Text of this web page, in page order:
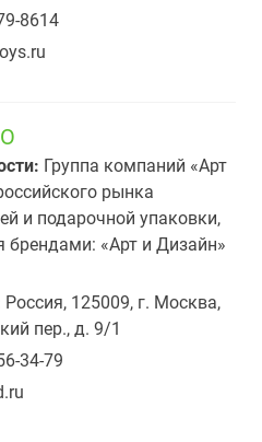
8614
Группа компаний «Арт
рынка
и подарочной упаковки,
брендами: «Арт и Дизайн»
Россия, 125009, г. Москва,
пер., д. 9/1
34-79